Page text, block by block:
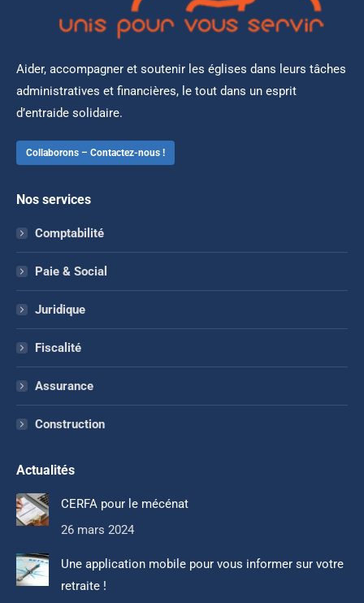
Aider, accompagner et soutenir les églises dans leurs tâches
administratives et financières, le tout dans un esprit
d’entraide solidaire.
Collaborons – Contactez-nous !
Nos services
Comptabilité
Paie & Social
Juridique
Fiscalité
Assurance
Construction
Actualités
CERFA pour le mécénat
26 mars 2024
Une application mobile pour vous informer sur votre
retraite !